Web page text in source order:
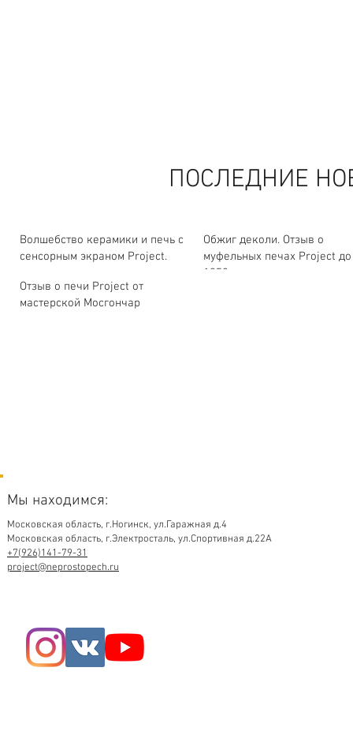
ПОСЛЕДНИЕ
Волшебство керамики и печь с
сенсорным экраном Project.
Обжиг деколи. Отзыв о
муфельных печах Project до
1350 градусов.
Отзыв о печи Project от
мастерской Мосгончар
Мы находимся:
Московская область, г.Ногинск, ул.Гаражная д.4
Московская область, г.Электросталь, ул.Спортивная д.22А
+7(926)141-79-31
project@neprostopech.ru